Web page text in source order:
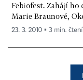
Febiofest. Zahájí
Marie Braunové,
23. 3. 2010 ▪ 3 min. čtení